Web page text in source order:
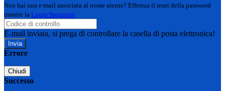
Non hai una e-mail associata al nome utente? Effettua il reset della password
tramite la Login Spaggiari
E-mail inviata, si prega di controllare la casella di posta elettronica!
Errore
Chiudi
Successo